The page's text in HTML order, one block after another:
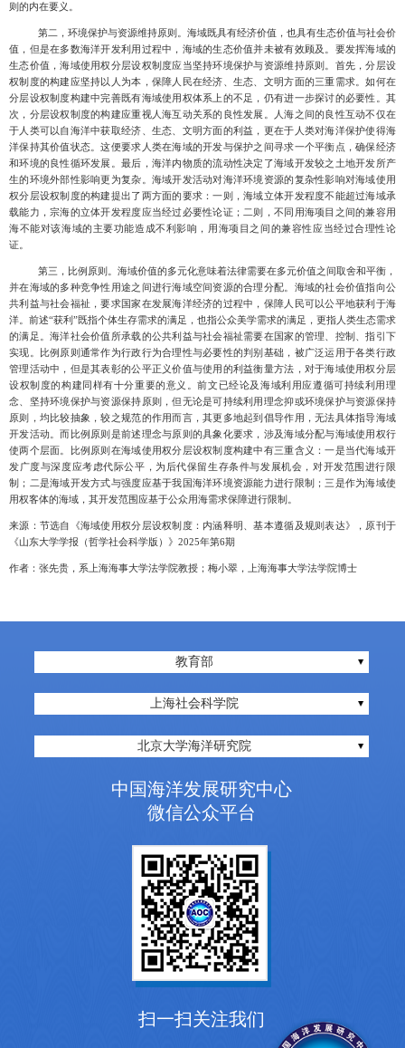
则的内在要义。
第二，环境保护与资源维持原则。海域既具有经济价值，也具有生态价值与社会价
值 ，但是在多数海洋开发利用过程中，海域的生态价值并未被有效顾及。要发挥海域的
生态价值，海域使用权分层设权制 度应当坚持环境保护与资源维持原则。首先，分层设
权制度的构建应坚持以人为本，保障人民在经济、生态、文明方面的三重需求。如何在
分层设权制度构建中完善既有海域使用权体系上的不足，仍有进一步探讨的必要性。其
次，分层设权制度的构建应重视人海互动关系的良性发展。人海之间的良性互动不仅在
于人类可以自海洋中获取经济、生态、文明方面的利益，更在于人类对海洋保护使得海
洋保持其价值状态。这便要求人类在海域的开发与保护之间寻求一个平衡点，确保经济
和环境的良性循环发展 。最后，海洋内物质的流动性决定了海域开发较之土地开发所产
生的环境外部性影响更为复杂。 海域开发活动对海洋环境资源的复杂性影响对海域使用
权分层设权制度的构建提出了两方面的要求：一则，海域立体开发程度不能超过海域承
载能力，宗海的立体开发程度应当经过必要性论证；二则，不同用海项目之间的兼容用
海不能对该海域的主要功能造成不利影响，用海项目之间的兼容性应当经过合理性论
证。
第三，比例原则。海域价值的多元化意味着法律需要在多元价值之间取舍和平衡，
并在海域的多种竞争性用途之间进行海域空间资源的合理分配。海域的社会价值指向公
共利益与社会福祉，要求国家在发展海洋经济的过程中，保障人民可以公平地获利于海
洋。前述“获利”既指个体生存需求的满足，也指公众美学需求的满足，更指人类生态需求
的满足。海洋社会价值所承载的公共利益与社会福祉需要在国家的管理、控制、指引下
实现。比例原则通常作为行政行为合理性与必要性的判别基础，被广泛运用于各类行政
管理活动中，但是其表彰的公平正义价值与使用的利益衡量方法，对于海域使用权分层
设权制度的构建同样有十分重要的意义。前文已经论及海域利用应遵循可持续利用理
念、坚持环境保护与资源保持原则，但无论是可持续利用理念抑或环境保护与资源保持
原则，均比较抽象，较之规范的作用而言，其更多地起到倡导作用，无法具体指导海域
开发活动。而比例原则是前述理念与原则的具象化要求，涉及海域分配与海域使用权行
使两个层面。比例原则在海域使用权分层设权制度构建中有三重含义：一是当代海域开
发广度与深度应考虑代际公平，为后代保留生存条件与发展机会，对开发范围进行限
制；二是海域开发方式与强度应基于我国海洋环境资源能力进行限制；三是作为海域使
用权客体的海域，其开发范围应基于公众用海需求保障进行限制。
来源：节选自《海域使用权分层设权制度：内涵释明、基本遵循及规则表达》，原刊于
《山东大学学报（哲学社会科学版）》2025年第6期
作者：张先贵，系上海海事大学法学院教授；梅小翠，上海海事大学法学院博士
教育部
上海社会科学院
北京大学海洋研究院
中国海洋发展研究中心
微信公众平台
扫一扫关注我们